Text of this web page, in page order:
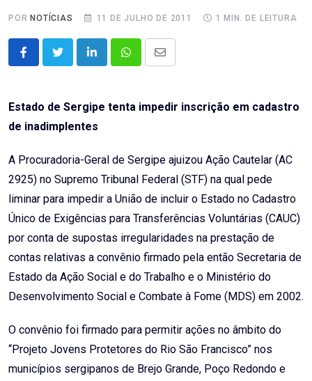
POR NOTÍCIAS 11 DE JULHO DE 2011 1 MIN. DE LEITURA
LinkedInWhatsappShare
Email
Estado de Sergipe tenta impedir inscrição em cadastro
de inadimplentes
A Procuradoria-Geral de Sergipe ajuizou Ação Cautelar (AC
2925) no Supremo Tribunal Federal (STF) na qual pede
liminar para impedir a União de incluir o Estado no Cadastro
Único de Exigências para Transferências Voluntárias (CAUC)
por conta de supostas irregularidades na prestação de
contas relativas a convênio firmado pela então Secretaria de
Estado da Ação Social e do Trabalho e o Ministério do
Desenvolvimento Social e Combate à Fome (MDS) em 2002.
O convênio foi firmado para permitir ações no âmbito do
“Projeto Jovens Protetores do Rio São Francisco” nos
municípios sergipanos de Brejo Grande, Poço Redondo e